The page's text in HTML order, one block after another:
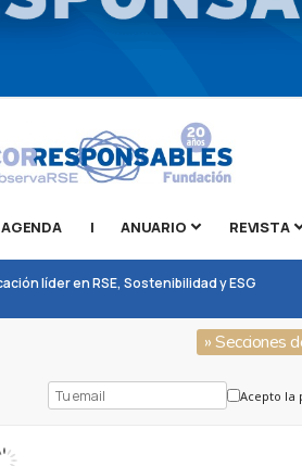
AGENDA | ANUARIO REVISTA
líder en RSE, Sostenibilidad y ESG
» Secciones
Acepto la